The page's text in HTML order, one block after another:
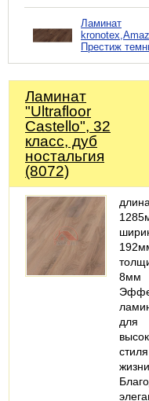
Ламинат
Престиж
Ламинат
"Ultrafloor
Castello", 32
класс, дуб
ностальгия
(8072)
8мм
для
стиля
жизни.